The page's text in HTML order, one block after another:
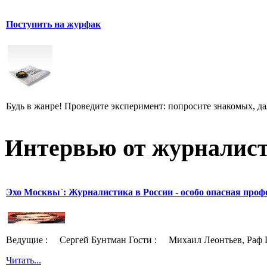
Поступить на журфак
Будь в жанре! Проведите эксперимент: попросите знакомых,
Интервью от
Эхо Москвы`: Журналистика в России - особо опасная
Ведущие : Сергей Бунтман Гости : Михаил Леонтьев, Раф
Читать...